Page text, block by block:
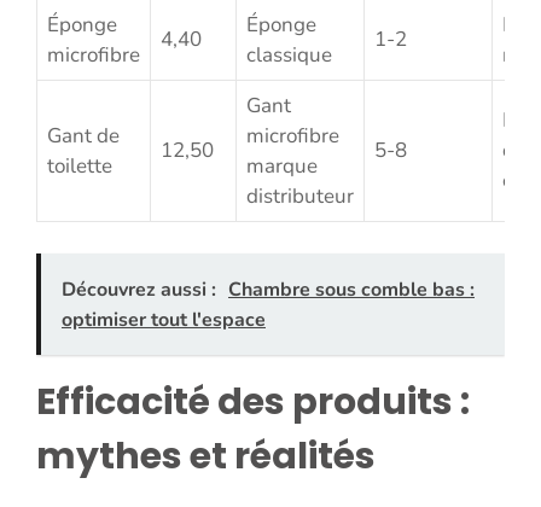
Éponge
microfibre
4,40
Éponge
classique
1-2
Gant de
toilette
12,50
Gant
microfibre
marque
distributeur
5-8
Découvrez aussi : Chambre sous comble bas :
optimiser tout l'espace
Efficacité des produits :
mythes et réalités